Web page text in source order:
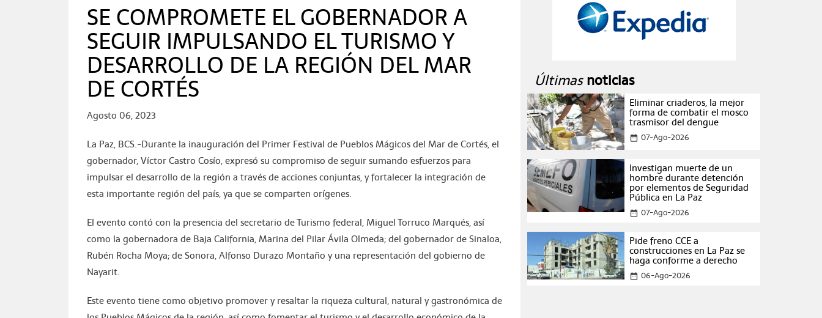
SE COMPROMETE EL GOBERNADOR A
SEGUIR IMPULSANDO EL TURISMO Y
DESARROLLO DE LA REGIÓN DEL MAR
DE CORTÉS
Agosto 06, 2023
La Paz, BCS.-Durante la inauguración del Primer Festival de Pueblos Mágicos del Mar de Cortés, el
gobernador, Víctor Castro Cosío, expresó su compromiso de seguir sumando esfuerzos para
impulsar el desarrollo de la región a través de acciones conjuntas, y fortalecer la integración de
esta importante región del país, ya que se comparten orígenes.
El evento contó con la presencia del secretario de Turismo federal, Miguel Torruco Marqués, así
como la gobernadora de Baja California, Marina del Pilar Ávila Olmeda; del gobernador de Sinaloa,
Rubén Rocha Moya; de Sonora, Alfonso Durazo Montaño y una representación del gobierno de
Nayarit.
Este evento tiene como objetivo promover y resaltar la riqueza cultural, natural y gastronómica de
Últimas noticias
Eliminar criaderos, la mejor
forma de combatir el mosco
trasmisor del dengue
date_range 07-Ago-2026
Investigan muerte de un
hombre durante detención
por elementos de Seguridad
Pública en La Paz
date_range 07-Ago-2026
Pide freno CCE a
construcciones en La Paz se
haga conforme a derecho
date_range 06-Ago-2026